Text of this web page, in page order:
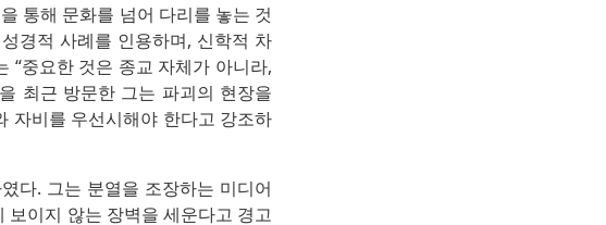
통해 문화를 넘어 다리를 놓는 것
경적 사례를 인용하며, 신학적 차
“중요한 것은 종교 자체가 아니라,
최근 방문한 그는 파괴의 현장을
자비를 우선시해야 한다고 강조하
다. 그는 분열을 조장하는 미디어
이지 않는 장벽을 세운다고 경고